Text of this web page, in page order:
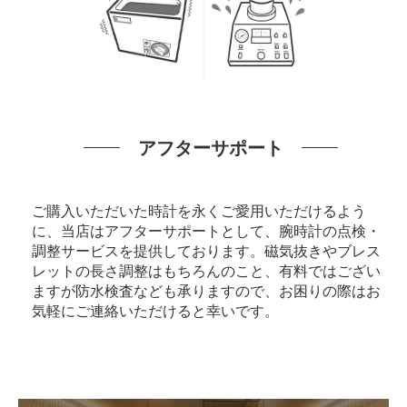
アフターサポート
ご購入いただいた時計を永くご愛用いただけるよう
に、当店はアフターサポートとして、腕時計の点検・
調整サービスを提供しております。磁気抜きやブレス
レットの長さ調整はもちろんのこと、有料ではござい
ますが防水検査なども承りますので、お困りの際はお
気軽にご連絡いただけると幸いです。